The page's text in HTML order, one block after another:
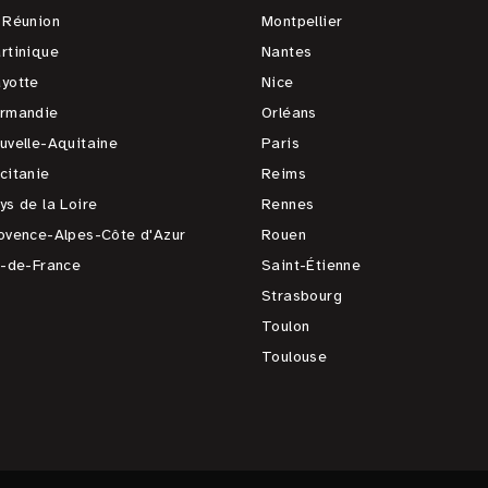
Aquitaine
de la Loire
Alpes-Côte d'Azur
de-France
Montpellier
Nantes
Nice
Orléans
Paris
Reims
Rennes
Rouen
Saint-Étienne
Strasbourg
Toulon
Toulouse